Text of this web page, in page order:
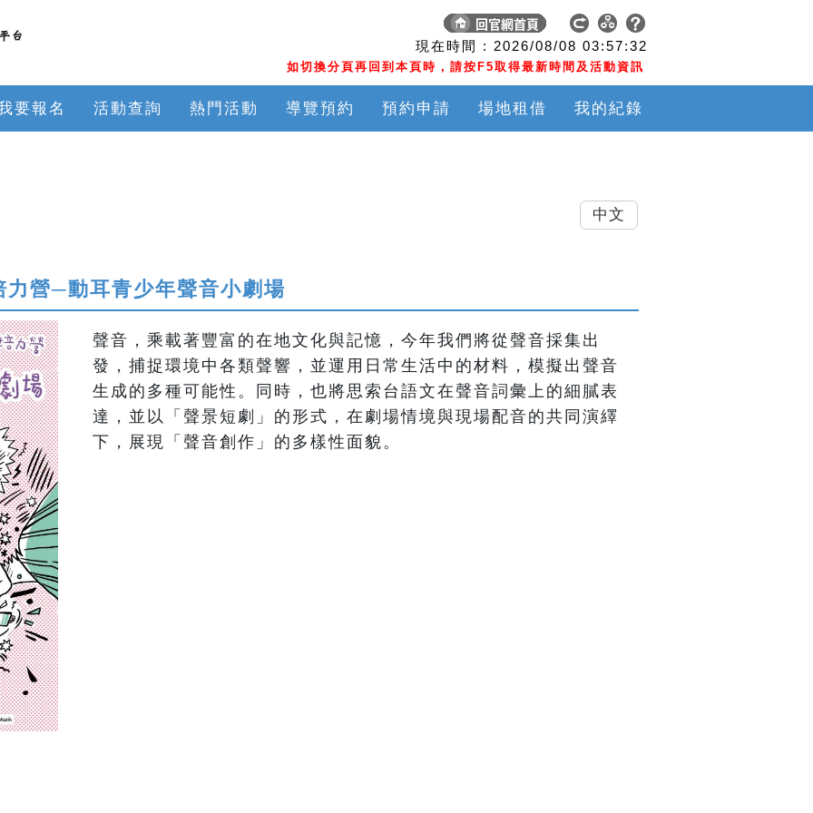
現在時間 : 2026/08/08 03:57:33
如切換分頁再回到本頁時，請按F5取得最新時間及活動資訊
要報名 活動查詢 熱門活動 導覽預約 預約申請 場地租借 我的紀錄
力營─動耳青少年聲音小劇場
聲音，乘載著豐富的在地文化與記憶，今年我們將從聲音採集出
發，捕捉環境中各類聲響，並運用日常生活中的材料，模擬出聲音
生成的多種可能性。同時，也將思索台語文在聲音詞彙上的細膩表
達，並以「聲景短劇」的形式，在劇場情境與現場配音的共同演繹
下，展現「聲音創作」的多樣性面貌。